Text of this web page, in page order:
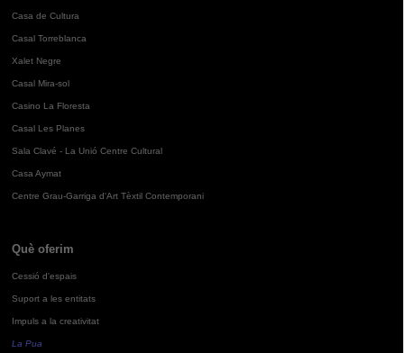
Casa de Cultura
Casal Torreblanca
Xalet Negre
Casal Mira-sol
Casino La Floresta
Casal Les Planes
Sala Clavé - La Unió Centre Cultural
Casa Aymat
Centre Grau-Garriga d'Art Tèxtil Contemporani
Què oferim
Cessió d'espais
Suport a les entitats
Impuls a la creativitat
La Pua